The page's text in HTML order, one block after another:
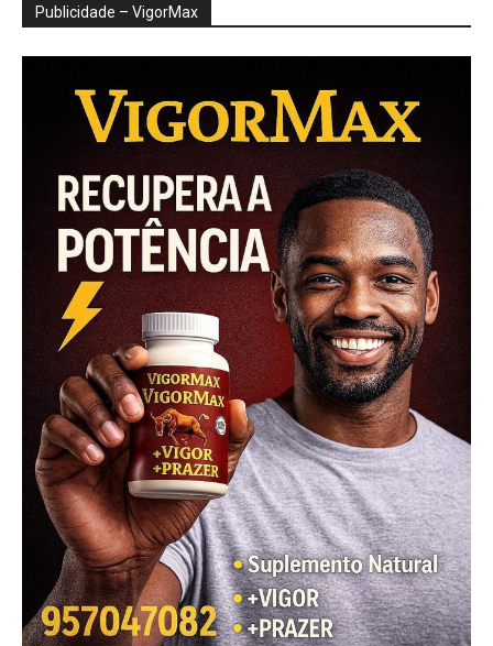
Publicidade – VigorMax